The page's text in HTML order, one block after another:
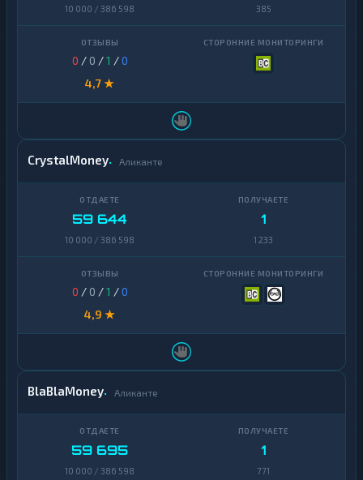
10 000 / 386 598 385
0 / 0 /1 /0
4,7 ★
CrystalMoney Аликанте
59 644
10 000 / 386 598
1
1 233
0 / 0 /1 /0
4,9 ★
BlaBlaMoney Аликанте
59 695
10 000 / 386 598
1
771